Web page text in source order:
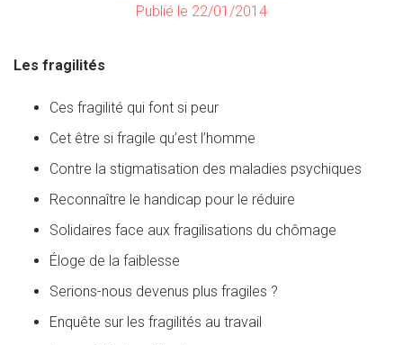
Publié le 22/01/2014
Les fragilités
Ces fragilité qui font si peur
Cet être si fragile qu’est l’homme
Contre la stigmatisation des maladies psychiques
Reconnaître le handicap pour le réduire
Solidaires face aux fragilisations du chômage
Éloge de la faiblesse
Serions-nous devenus plus fragiles ?
Enquête sur les fragilités au travail